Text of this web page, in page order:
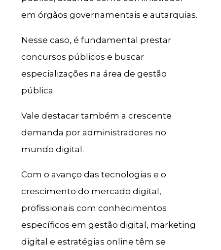
em órgãos governamentais e autarquias.
Nesse caso, é fundamental prestar
concursos públicos e buscar
especializações na área de gestão
pública.
Vale destacar também a crescente
demanda por administradores no
mundo digital.
Com o avanço das tecnologias e o
crescimento do mercado digital,
profissionais com conhecimentos
específicos em gestão digital, marketing
digital e estratégias online têm se